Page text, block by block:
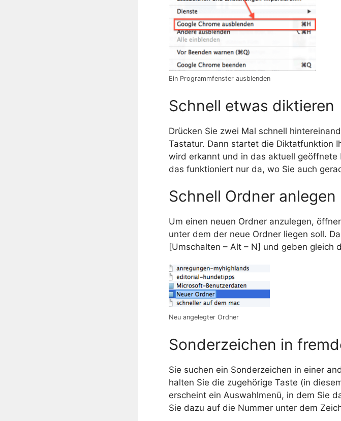
Ein Programmfenster ausblenden
Schnell etwas diktieren
Drücken Sie zwei Mal schnell
Tastatur. Dann startet die Diktatfunktion
wird erkannt und in das aktuell
das funktioniert nur da, wo Sie auch
Schnell Ordner anlegen
Um einen neuen Ordner anzulegen,
unter dem der neue Ordner liegen soll.
[Umschalten – Alt – N] und geben gleich
Neu angelegter Ordner
Sonderzeichen in
Sie suchen ein Sonderzeichen in einer
halten Sie die zugehörige Taste (in
erscheint ein Auswahlmenü, in dem Sie
Sie dazu auf die Nummer unter dem